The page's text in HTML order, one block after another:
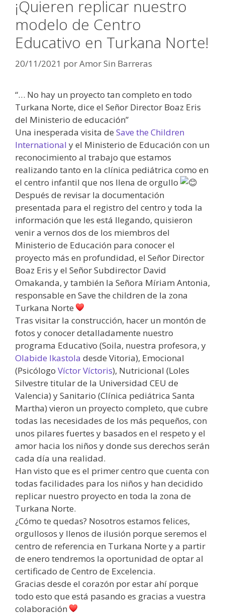
¡Quieren replicar nuestro
modelo de Centro
Educativo en Turkana Norte!
20/11/2021 porAmor Sin Barreras
“… No hay un proyecto tan completo en todo
Turkana Norte, dice el Señor Director Boaz Eris
del Ministerio de educación”
Una inesperada visita de Save the Children
International y el Ministerio de Educación con un
reconocimiento al trabajo que estamos
realizando tanto en la clínica pediátrica como en
el centro infantil que nos llena de orgullo
Después de revisar la documentación
presentada para el registro del centro y toda la
información que les está llegando, quisieron
venir a vernos dos de los miembros del
Ministerio de Educación para conocer el
proyecto más en profundidad, el Señor Director
Boaz Eris y el Señor Subdirector David
Omakanda, y también la Señora Míriam Antonia,
responsable en Save the children de la zona
Turkana Norte
Tras visitar la construcción, hacer un montón de
fotos y conocer detalladamente nuestro
programa Educativo (Soila, nuestra profesora, y
Olabide Ikastola desde Vitoria), Emocional
(Psicólogo Víctor Víctoris), Nutricional (Loles
Silvestre titular de la Universidad CEU de
Valencia) y Sanitario (Clínica pediátrica Santa
Martha) vieron un proyecto completo, que cubre
todas las necesidades de los más pequeños, con
unos pilares fuertes y basados en el respeto y el
amor hacia los niños y donde sus derechos serán
cada día una realidad.
Han visto que es el primer centro que cuenta con
todas facilidades para los niños y han decidido
replicar nuestro proyecto en toda la zona de
Turkana Norte.
¿Cómo te quedas? Nosotros estamos felices,
orgullosos y llenos de ilusión porque seremos el
centro de referencia en Turkana Norte y a partir
de enero tendremos la oportunidad de optar al
certificado de Centro de Excelencia.
Gracias desde el corazón por estar ahí porque
todo esto que está pasando es gracias a vuestra
colaboración